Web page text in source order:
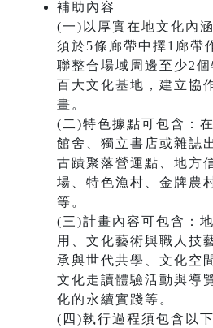
補助內容
(一)以厚實在地文化內
須於5條廊帶中擇1廊帶
聯整合場域周邊至少2
百大文化基地，建立協
畫。
(二)特色據點可包含：
館舍、獨立書店或雜誌
古蹟聚落營運點、地方
場、特色漁村、金牌農
等。
(三)計畫內容可包含：
用、文化藝術與職人技
承與世代共學、文化空
文化走讀體驗活動與導
化的永續實踐等。
(四)執行過程須包含以下